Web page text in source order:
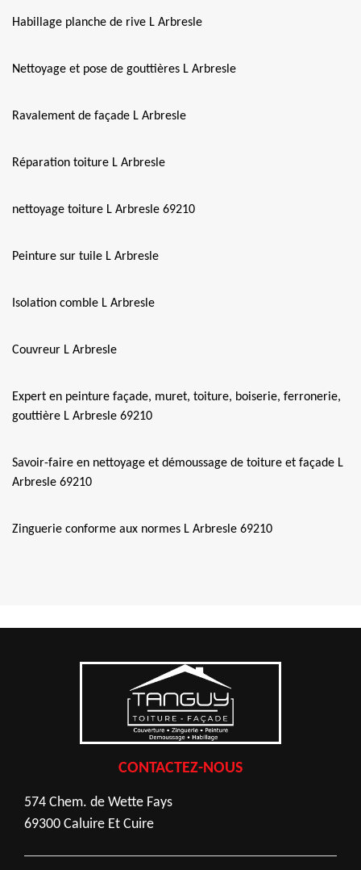
Habillage planche de rive L Arbresle
Nettoyage et pose de gouttières L Arbresle
Ravalement de façade L Arbresle
Réparation toiture L Arbresle
nettoyage toiture L Arbresle 69210
Peinture sur tuile L Arbresle
Isolation comble L Arbresle
Couvreur L Arbresle
Expert en peinture façade, muret, toiture, boiserie, ferronerie,
gouttière L Arbresle 69210
Savoir-faire en nettoyage et démoussage de toiture et façade L
Arbresle 69210
Zinguerie conforme aux normes L Arbresle 69210
CONTACTEZ-NOUS
574 Chem. de Wette Fays
69300 Caluire Et Cuire